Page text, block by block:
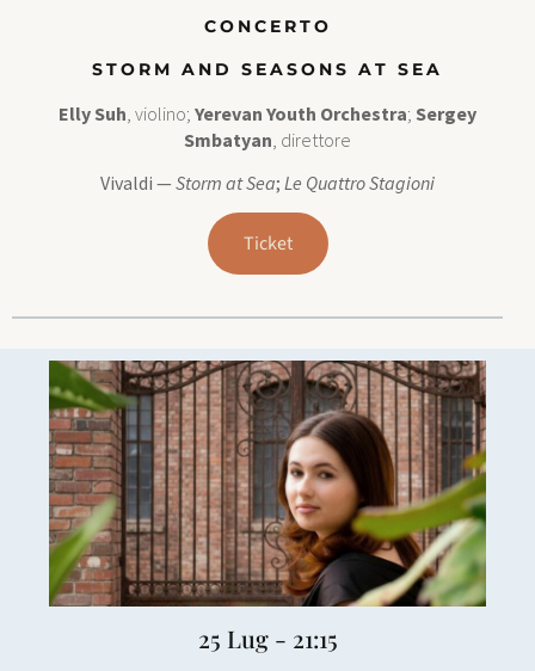
CONCERTO
STORM AND SEASONS AT SEA
Elly Suh , violino; Yerevan Youth Orchestra; Sergey
Smbatyan , direttore
Vivaldi — Storm at Sea; Le Quattro Stagioni
Ticket
25 Lug - 21:15